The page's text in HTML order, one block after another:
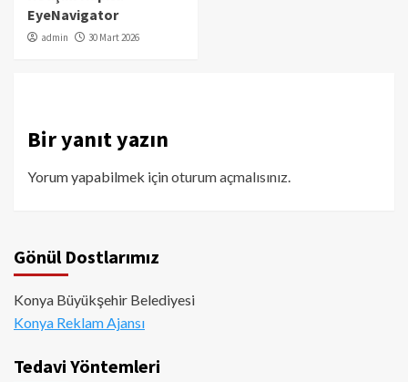
EyeNavigator
admin 30 Mart 2026
Bir yanıt yazın
Yorum yapabilmek içinoturum açmalısınız.
Gönül Dostlarımız
Konya Büyükşehir Belediyesi
Konya Reklam Ajansı
Tedavi Yöntemleri